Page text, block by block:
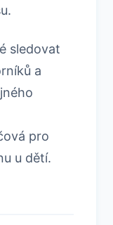
sledovat
a
pro
u dětí.